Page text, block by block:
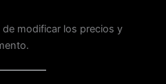
modificar los precios y